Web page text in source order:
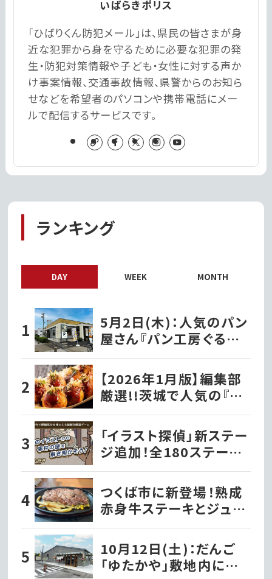
いばらきポリス
「ひばりくん防犯メール」は、県民の皆さまが身
近な犯罪から身を守るために必要な犯罪の発
生・防犯対策情報や子ども・女性に対する声か
け事案情報、交通事故情報、県警からのお知ら
せなどを希望者のパソコンや携帯電話にメー
ルで配信するサービスです。
ランキング
DAY WEEK MONTH
5月2日(木)：人気のパン
屋さん『パン工房ぐるぐる
笠原店』として水戸市笠
原にオープン!!
【2026年1月版】編集部
厳選!!茨城で人気の『た
こ焼き屋』
「イラスト探偵」新ステー
ジ追加！全180ステージ・
720問で推理力を試そう
つくば市に新登場！熟成
赤身牛ステーキとジュー
シーハンバーグが自慢の
『ビッグシェフ亭』｜つく
ば市
10月12日(土)：だんご
「ゆたかや」敷地内に洋